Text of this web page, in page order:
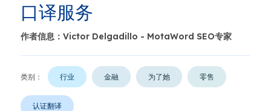
口译服务
作者信息：Victor Delgadillo - MotaWord SEO专家
类别： 行业 金融 为了她 零售
认证翻译